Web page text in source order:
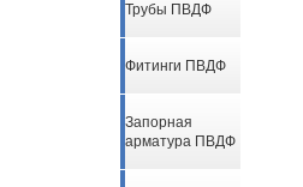
Трубы ПВДФ
Фитинги ПВДФ
Запорная
арматура ПВДФ